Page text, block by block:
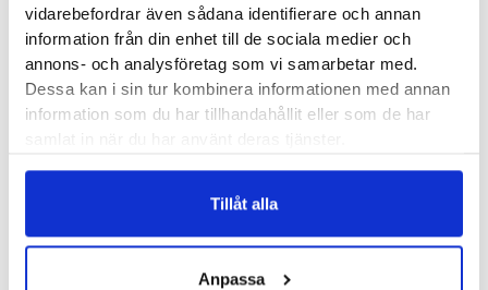
vidarebefordrar även sådana identifierare och annan
information från din enhet till de sociala medier och
annons- och analysföretag som vi samarbetar med.
Dessa kan i sin tur kombinera informationen med annan
information som du har tillhandahållit eller som de har
Tillåt alla
Anpassa
BLACKROLL Groove Pro
Foam Roller
BLACKROLL Neck Box
530kr